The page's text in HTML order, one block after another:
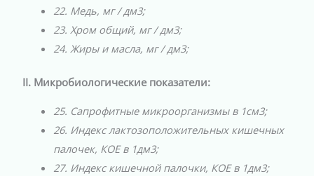
22. Медь, мг / дм3;
23. Хром общий, мг / дм3;
24. Жиры и масла, мг / дм3;
ІІ. Микробиологические показатели:
25. Сапрофитные микроорганизмы в 1см3;
26. Индекс лактозоположительных кишечных
палочек, КОЕ в 1дм3;
27. Индекс кишечной палочки, КОЕ в 1дм3;